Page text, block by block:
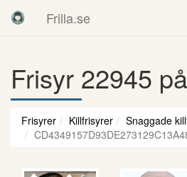
Frilla.se
Frisyr 22945
Frisyrer Killfrisyrer
Snaggade